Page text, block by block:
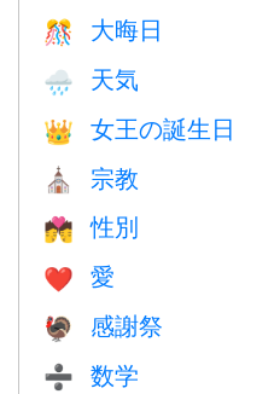
🎊 大晦日
🌧 天気
👑 女王の誕生日
⛪️ 宗教
💏 性別
❤️️ 愛
🦃 感謝祭
➗ 数学